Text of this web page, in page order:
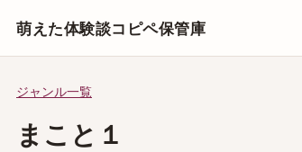
萌えた体験談コピペ保管庫
ジャンル一覧
まこと１